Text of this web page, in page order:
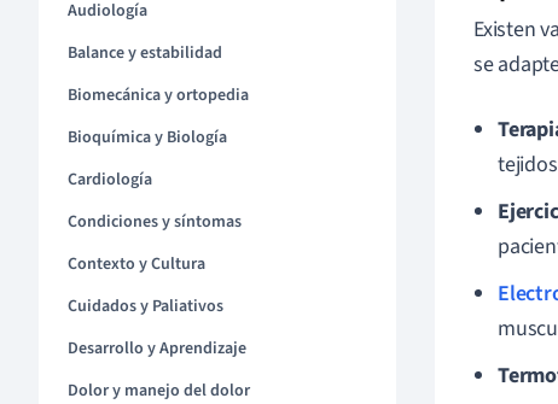
Audiología
Balance y estabilidad
Biomecánica y ortopedia
Bioquímica y Biología
Cardiología
Condiciones y síntomas
Contexto y Cultura
Cuidados y Paliativos
Desarrollo y Aprendizaje
Dolor y manejo del dolor
Existen
se